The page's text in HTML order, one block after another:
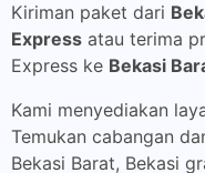
Kiriman paket dari
Express atau terima
Express ke Bekasi
Kami menyediakan
Temukan cabangan
Bekasi Barat, Bekasi